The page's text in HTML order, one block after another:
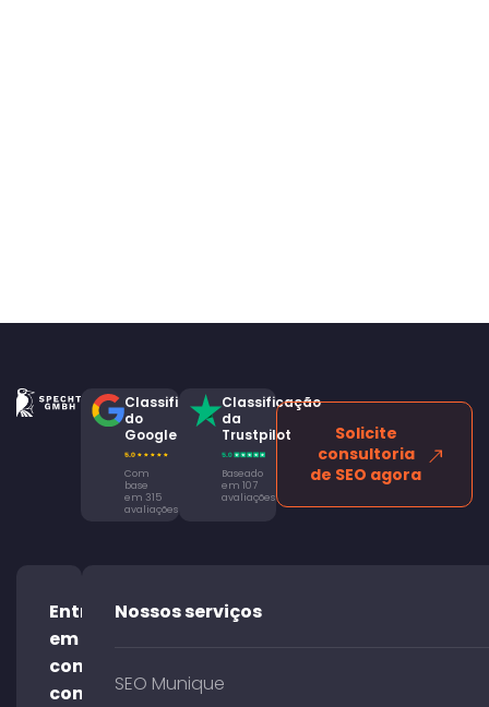
Classificação
do
Google
Com
base
em 315
avaliações
Classificação
da
Trustpilot
Baseado
em 107
avaliações
Solicite
consultoria
de SEO agora
Entre
em
contato
conosco!
Nossos serviços
SEO Munique